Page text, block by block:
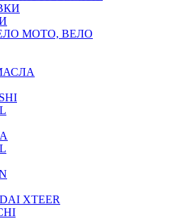
МОТО, ВЕЛО
XTEER